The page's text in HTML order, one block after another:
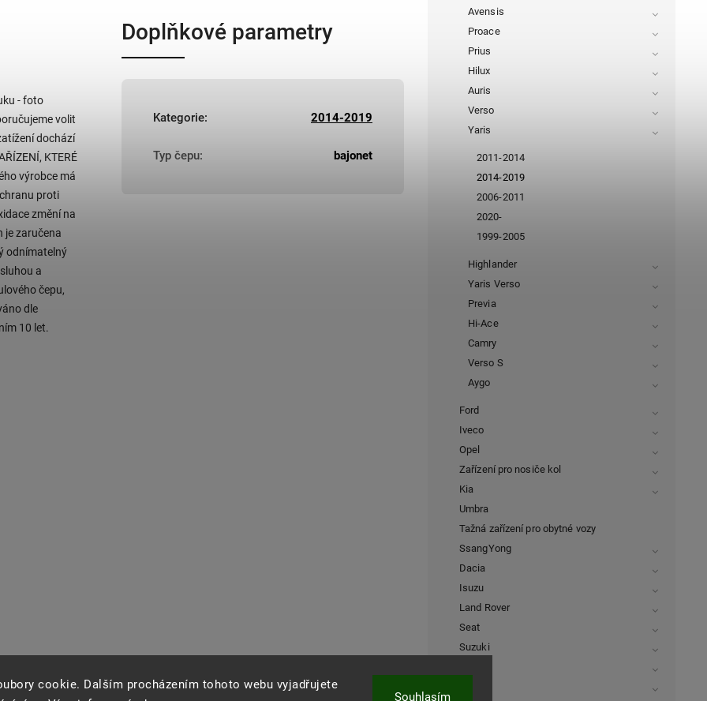
cookie. Dalším procházením tohoto webu vyjadřujete
Souhlasím
Avensis
Proace
Prius
Hilux
Auris
Verso
Yaris
2011-2014
2014-2019
2006-2011
2020-
1999-2005
Highlander
Yaris Verso
Previa
Hi-Ace
Camry
Verso S
Aygo
Ford
Iveco
Opel
Zařízení pro nosiče kol
Kia
Umbra
Tažná zařízení pro obytné vozy
SsangYong
Dacia
Isuzu
Land Rover
Seat
Suzuki
- foto
volit
dochází
KTERÉ
výrobce má
proti
změní na
je zaručena
odnímatelný
a
čepu,
dle
10 let.
Doplňkové parametry
Kategorie: 2014-2019
Typ čepu: bajonet